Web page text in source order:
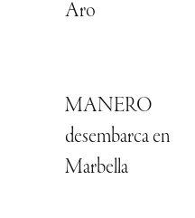
Aro
MANERO
desembarca en
Marbella